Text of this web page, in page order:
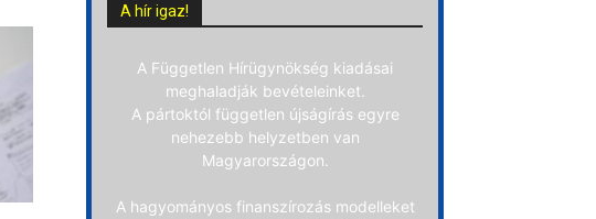
A hír igaz!
A Független Hírügynökség kiadásai
meghaladják bevételeinket.
A pártoktól független újságírás egyre
nehezebb helyzetben van
Magyarországon.
A hagyományos finanszírozás modelleket